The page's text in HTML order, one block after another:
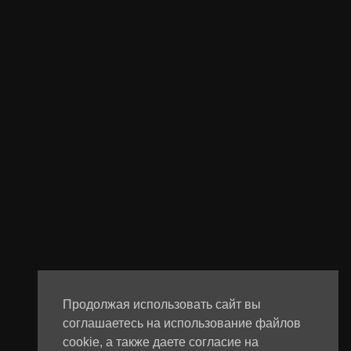
Продолжая использовать сайт вы
соглашаетесь на использование файлов
cookie, а также даете согласие на